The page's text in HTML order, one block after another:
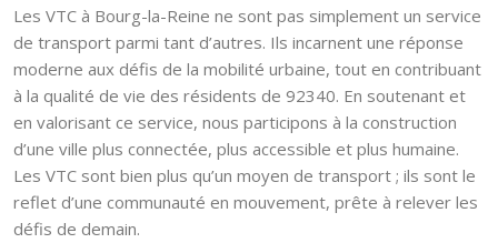
Les VTC à Bourg-la-Reine ne sont pas simplement un service
de transport parmi tant d’autres. Ils incarnent une réponse
moderne aux défis de la mobilité urbaine, tout en contribuant
à la qualité de vie des résidents de 92340. En soutenant et
en valorisant ce service, nous participons à la construction
d’une ville plus connectée, plus accessible et plus humaine.
Les VTC sont bien plus qu’un moyen de transport ; ils sont le
reflet d’une communauté en mouvement, prête à relever les
défis de demain.